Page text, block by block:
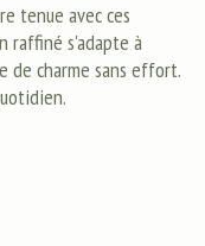
tenue avec ces
raffiné s'adapte à
de charme sans effort.